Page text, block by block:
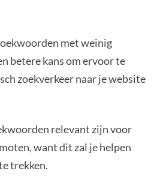
met weinig
betere kans om ervoor te
zoekverkeer naar je website
relevant zijn voor
want dit zal je helpen
trekken.